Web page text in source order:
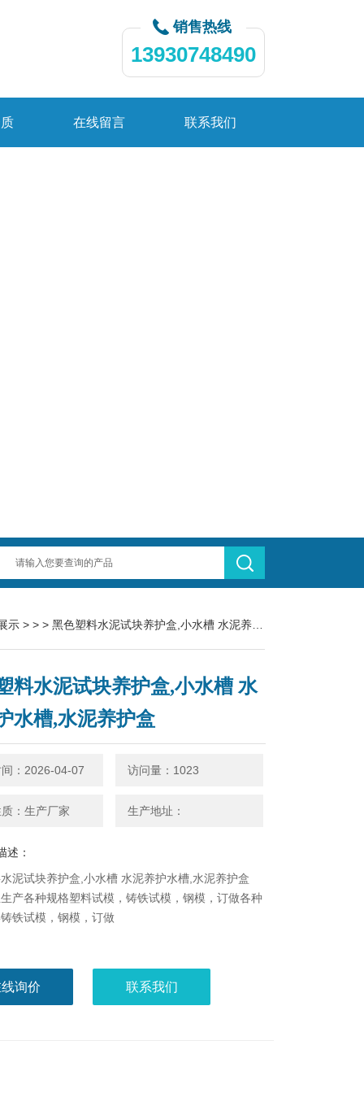
销售热线
13930748490
在线留言 联系我们
示 > > > 黑色塑料水泥试块养护盒,小水槽 水泥养护水槽,水泥养护盒
料水泥试块养护盒,小水槽 水
水槽,水泥养护盒
：2026-04-07 访问量：1023
：生产厂家 生产地址：
述：
泥试块养护盒,小水槽 水泥养护水槽,水泥养护盒
产各种规格塑料试模，铸铁试模，钢模，订做各种
铁试模，钢模，订做
询价 联系我们